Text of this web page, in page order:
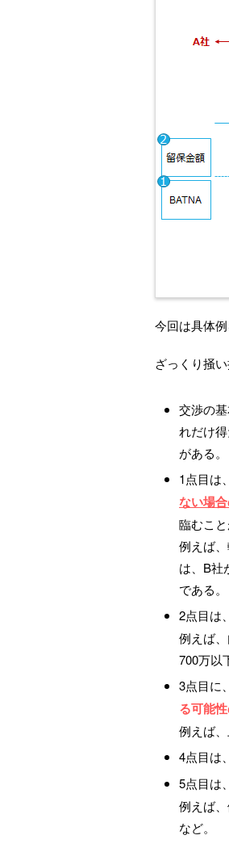
今回は具体
ざっくり掻
交渉の
れだけ
がある。
1点目は、
ない場合
臨むこと
例えば
は、B社
である。
2点目は、
例えば
700万以
3点目に、
る可能
例えば
4点目は、
5点目は、
例えば
など。